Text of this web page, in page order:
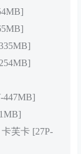
447MB]
卡芙卡 [27P-